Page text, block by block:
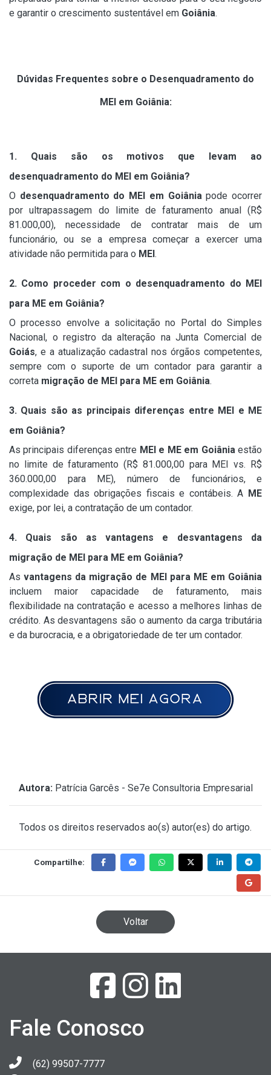
e garantir o crescimento sustentável em Goiânia.
Dúvidas Frequentes sobre o Desenquadramento do
MEI em Goiânia:
1. Quais são os motivos que levam ao
desenquadramento do MEI em Goiânia?
O desenquadramento do MEI em Goiâniapode ocorrer
por ultrapassagem do limite de faturamento anual (R$
81.000,00), necessidade de contratar mais de um
funcionário, ou se a empresa começar a exercer uma
atividade não permitida para o MEI .
2. Como proceder com o desenquadramento do MEI
para ME em Goiânia?
O processo envolve a solicitação no Portal do Simples
Nacional, o registro da alteração na Junta Comercial de
Goiás, e a atualização cadastral nos órgãos competentes,
sempre com o suporte de um contador para garantir a
correta migração de MEI para ME em Goiânia.
3. Quais são as principais diferenças entre MEI e ME
em Goiânia?
As principais diferenças entre MEI e ME em Goiâniaestão
no limite de faturamento (R$ 81.000,00 para MEI vs. R$
360.000,00 para ME), número de funcionários, e
complexidade das obrigações fiscais e contábeis. A ME
exige, por lei, a contratação de um contador.
4. Quais são as vantagens e desvantagens da
migração de MEI para ME em Goiânia?
Asvantagens da migração de MEI para ME em Goiânia
incluem maior capacidade de faturamento, mais
flexibilidade na contratação e acesso a melhores linhas de
crédito. As desvantagens são o aumento da carga tributária
e da burocracia, e a obrigatoriedade de ter um contador.
Autora: Patrícia Garcês - Se7e Consultoria Empresarial
Todos os direitos reservados ao(s) autor(es) do artigo.
Compartilhe:
Voltar
Fale Conosco
(62) 99507-7777